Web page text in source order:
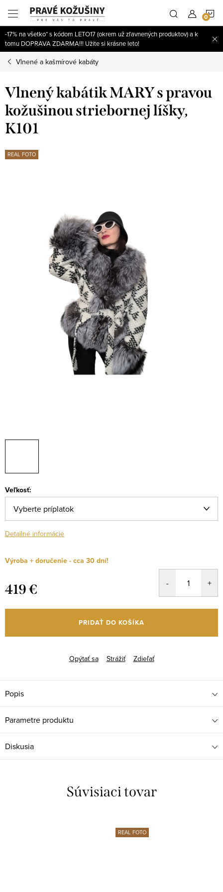
obsah
-17% na všetko* s kódom LETO17 (okrem už zľavnených produktov) a k
tomu DOPRAVA ZDARMA!!! Užite si krásne leto!
Vlnené a kašmírové kabáty
Vlnený kabátik MARY s pravou
kožušinou striebornej líšky,
K101
REAL FOTO
Veľkosť:
Detailné informácie
Výroba + doručenie - cca 30 dní!
419 €
cena:
PRIDAŤ DO KOŠÍKA
Opýtať sa Strážiť Zdieľať
Popis
Parametre produktu
Diskusia
Súvisiaci tovar
REAL FOTO